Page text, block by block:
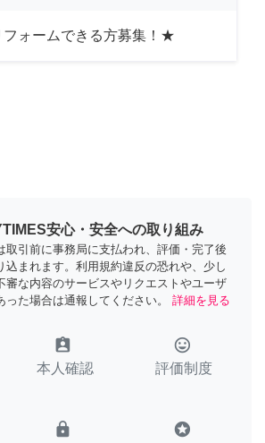
ォームできる方募集！★
安心・安全への取り組み
取引前に事務局に支払われ、評価・完了後
込まれます。利用規約違反の恐れや、少し
審な内容のサービスやリクエストやユーザ
った場合は通報してください。
詳細を見る
assignment_ind
本人確認
tag_faces
評価制度
lock stars